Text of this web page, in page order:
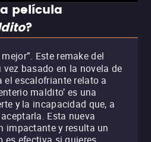
película
?
Este remake del
basado en la novela de
el escalofriante relato a
maldito’ es una
y la incapacidad que, a
Esta nueva
impactante y resulta un